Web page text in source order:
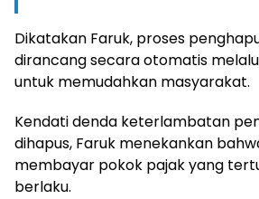
Dikatakan Faruk, proses
dirancang secara otomatis
untuk memudahkan masyarakat.
Kendati denda keterlambatan
dihapus, Faruk menekankan
membayar pokok pajak yang
berlaku.